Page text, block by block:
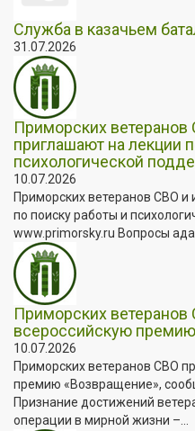
Служба в казачьем
31.07.2026
Приморских
приглашают на лекции
психологической
10.07.2026
Приморских ветеранов СВО
по поиску работы и
www.primorsky.ru Вопросы
Приморских
всероссийскую
10.07.2026
Приморских ветеранов СВО
премию «Возвращение»,
Признание достижений
операции в мирной жизни –...